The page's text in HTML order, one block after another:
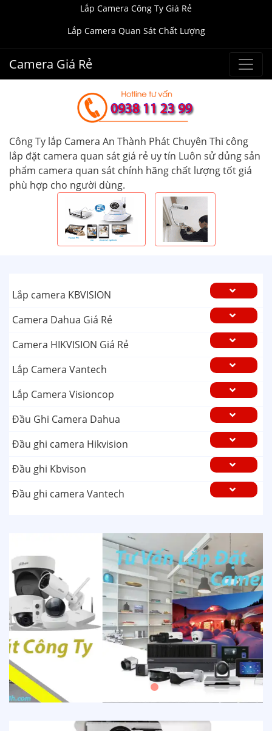
Lắp Camera Công Ty Giá Rẻ
Lắp Camera Quan Sát Chất Lượng
Camera Giá Rẻ
Công Ty lắp Camera An Thành Phát Chuyên Thi công
lắp đặt camera quan sát giá rẻ uy tín Luôn sử dủng sản
phẩm camera quan sát chính hãng chất lượng tốt giá
phù hợp cho người dùng.
Lắp camera KBVISION
Camera Dahua Giá Rẻ
Camera HIKVISION Giá Rẻ
Lắp Camera Vantech
Lắp Camera Visioncop
Đầu Ghi Camera Dahua
Đầu ghi camera Hikvision
Đầu ghi Kbvison
Đầu ghi camera Vantech